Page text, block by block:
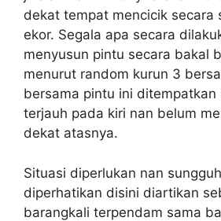
dekat tempat mencicik secara
ekor. Segala apa secara
menyusun pintu secara bakal
menurut random kurun 3
bersama pintu ini ditempatkan
terjauh pada kiri nan belum
dekat atasnya.
Situasi diperlukan nan
diperhatikan disini diartikan
barangkali terpendam sama